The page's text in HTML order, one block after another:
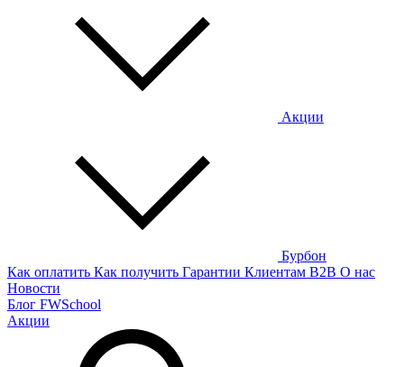
Акции
Бурбон
Как оплатить Как получить Гарантии Клиентам B2B О нас
Новости
Блог FWSchool
Акции